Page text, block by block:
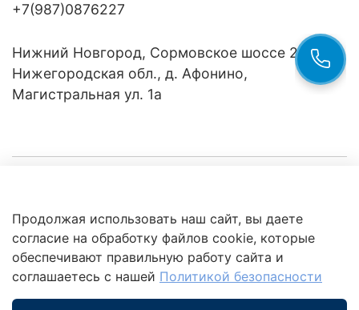
Клиентам
Это интересно
+7(987)0876227
Нижний Новгород, Сормовское шоссе 24/36
Нижегородская обл., д. Афонино,
Магистральная ул. 1а
Продолжая использовать наш сайт, вы даете
согласие на обработку файлов cookie, которые
обеспечивают правильную работу сайта и
соглашаетесь с нашей Политикой безопасности
обработки